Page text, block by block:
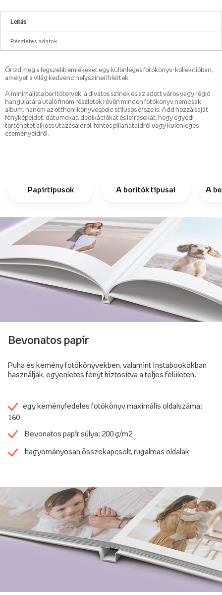
Leírás
Részletes adatok
Őrizd meg a legszebb emlékeket egy különleges fotókönyv-kollekcióban,
amelyet a világ kedvenc helyszínei ihlettek.
A minimalista borítótervek, a divatos színek és az adott város vagy régió
hangulatára utaló finom részletek révén minden fotókönyv nemcsak
album, hanem az otthoni könyvespolc stílusos dísze is. Add hozzá saját
fényképeidet, dátumokat, dedikációkat és leírásokat, hogy egyedi
történetet alkoss utazásaidról, fontos pillanataidról vagy különleges
eseményeidről.
Papírtípusok A borítók típusai A
Bevonatos papír
Puha és kemény fotókönyvekben, valamint Instabookokban
használják, egyenletes fényt biztosítva a teljes felületen.
egy keményfedeles fotókönyv maximális oldalszáma:
160
Bevonatos papír súlya: 200 g/m2
hagyományosan összekapcsolt, rugalmas oldalak